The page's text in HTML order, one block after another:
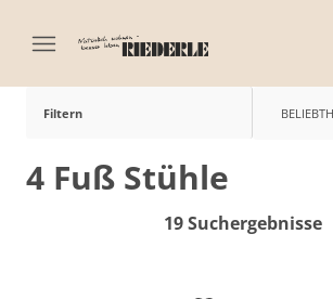
Filtern
4 Fuß Stühle
19 Suchergebnisse